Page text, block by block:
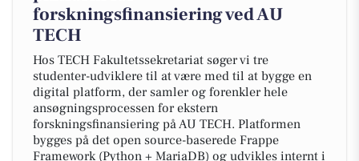
forskningsfinansiering ved AU
TECH
Hos TECH Fakultetssekretariat søger vi tre
studenter-udviklere til at være med til at bygge en
digital platform, der samler og forenkler hele
ansøgningsprocessen for ekstern
forskningsfinansiering på AU TECH. Platformen
bygges på det open source-baserede Frappe
Framework (Python + MariaDB) og udvikles internt i